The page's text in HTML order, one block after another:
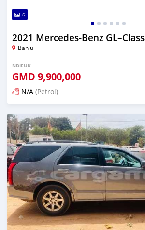
6
2021 Mercedes‒Benz GL–Class
Banjul
NDIEUK
GMD 9,900,000
N/A (Petrol)
Dougal na niou ko depuis 25 days